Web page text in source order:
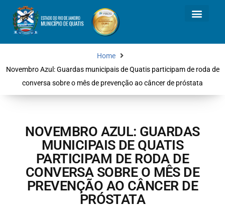
Home
Novembro Azul: Guardas municipais de Quatis participam de roda de
conversa sobre o mês de prevenção ao câncer de próstata
NOVEMBRO AZUL: GUARDAS
MUNICIPAIS DE QUATIS
PARTICIPAM DE RODA DE
CONVERSA SOBRE O MÊS DE
PREVENÇÃO AO CÂNCER DE
PRÓSTATA